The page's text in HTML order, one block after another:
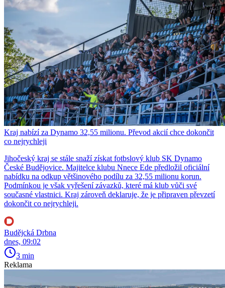
Kraj nabízí za Dynamo 32,55 milionu. Převod akcií chce dokončit
co nejrychleji
Jihočeský kraj se stále snaží získat fotbslový klub SK Dynamo
České Budějovice. Majitelce klubu Nnece Ede předložil oficiální
nabídku na odkup většinového podílu za 32,55 milionu korun.
Podmínkou je však vyřešení závazků, které má klub vůči své
současné vlastnici. Kraj zároveň deklaruje, že je připraven převzetí
dokončit co nejrychleji.
Budějcká Drbna
dnes, 09:02
3 min
Reklama